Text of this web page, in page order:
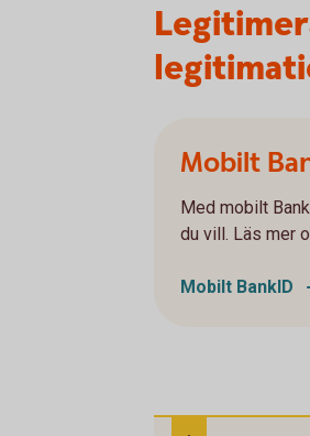
Mobilt
Med mobilt
du vill. Läs mer
Mobilt BankID